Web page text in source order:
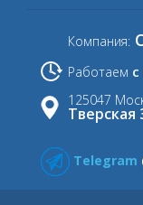
Компания:
Работаем
125047
Тверская
Telegram